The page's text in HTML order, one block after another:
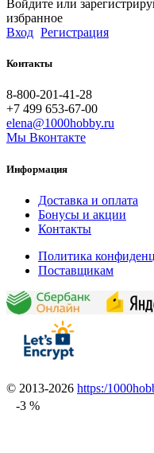
-3 %
Войдите или
избранное
Вход Регистрация
Контакты
8-800-201-41-28
+7 499 653-67-00
elena@1000hobby.ru
Мы Вконтакте
Информация
Доставка и оплата
Бонусы и акции
Контакты
Политика
Поставщикам
© 2013-2026 https:/